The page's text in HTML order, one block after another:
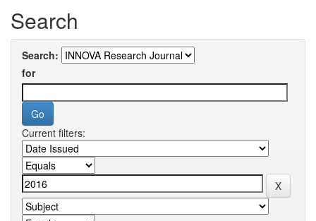
Search
Search:
for
Current filters: